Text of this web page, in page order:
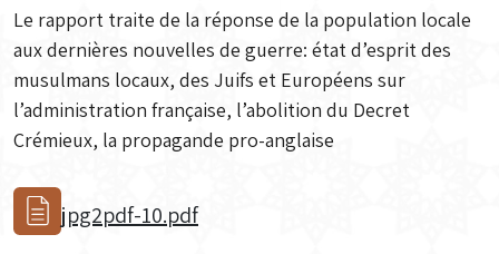
Le rapport traite de la réponse de la population locale
aux dernières nouvelles de guerre: état d’esprit des
musulmans locaux, des Juifs et Européens sur
l’administration française, l’abolition du Decret
Crémieux, la propagande pro-anglaise
jpg2pdf-10.pdf